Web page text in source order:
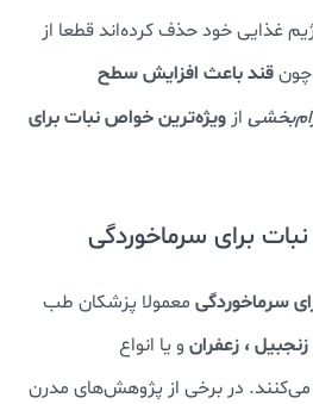
غذایی خود حذف کرده‌اند قطعا از
چونقند باعث افزایش سطح
از ویژه‌ترین خواص نبات برای
سرماخوردگی معمولا پزشکان طب
، زعفران و یا انواع
در برخی از پژوهش‌های مدرن